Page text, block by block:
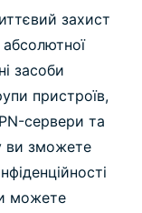
захист
абсолютної
засоби
пристроїв,
сервери та
ви зможете
можете